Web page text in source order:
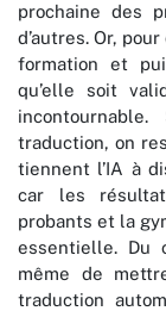
prochaine des
d’autres. Or,
formation et
qu’elle soit
traduction, on
tiennent l’IA à
car les
probants et la
essentielle. Du
même de
traduction